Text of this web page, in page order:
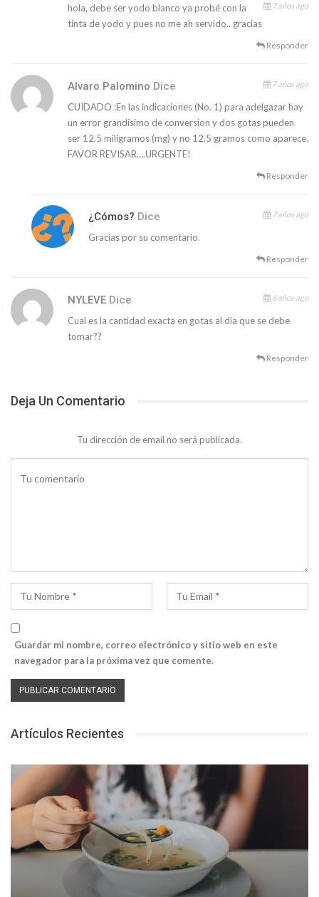
7 años ago
hola, debe ser yodo blanco ya probé con la
tinta de yodo y pues no me ah servido.. gracias
Responder
Alvaro Palomino Dice 7 años ago
CUIDADO :En las indicaciones (No. 1) para adelgazar hay
un error grandisimo de conversion y dos gotas pueden
ser 12.5 miligramos (mg) y no 12.5 gramos como aparece.
FAVOR REVISAR….URGENTE!
Responder
¿Cómos? Dice 7 años ago
Gracias por su comentario.
Responder
NYLEVE Dice 6 años ago
Cual es la cantidad exacta en gotas al dia que se debe
tomar??
Responder
Deja Un Comentario
Tu dirección de email no será publicada.
Guardar mi nombre, correo electrónico y sitio web en este
navegador para la próxima vez que comente.
Artículos Recientes